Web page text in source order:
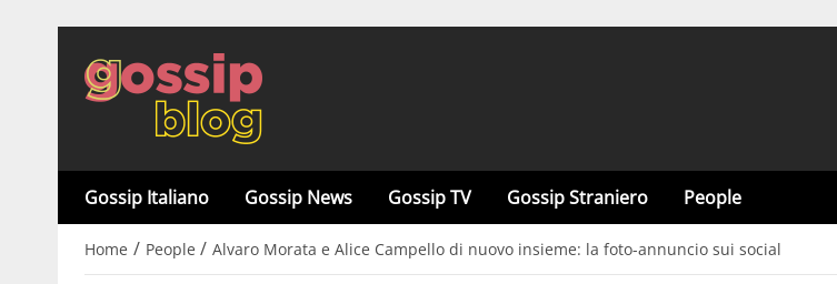
Gossip Italiano Gossip News Gossip TV Gossip Straniero People
Home / People / Alvaro Morata e Alice Campello di nuovo insieme: la foto-annuncio sui social